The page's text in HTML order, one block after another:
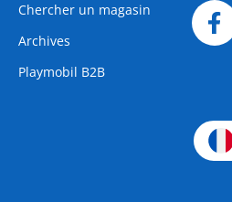
Chercher un magasin
Archives
Playmobil B2B